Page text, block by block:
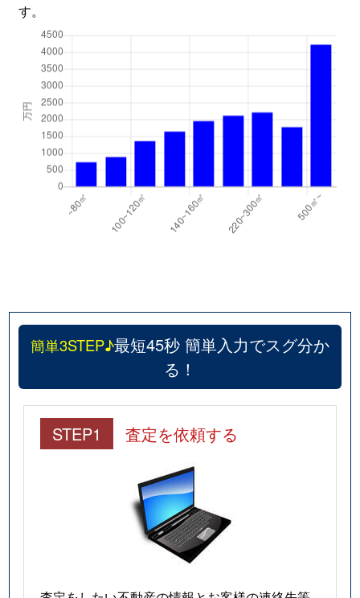
す。
簡単3STEP♪最短45秒 簡単入力でスグ分か
る！
STEP1 査定を依頼する